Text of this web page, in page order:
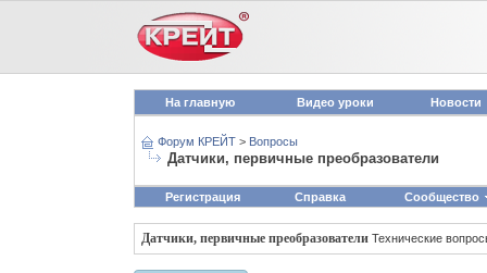
На главную Видео уроки Новости
Форум КРЕЙТ > Вопросы
Датчики, первичные преобразователи
Регистрация Справка Сообщество
Датчики, первичные преобразователи Технические